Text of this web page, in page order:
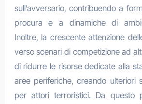
sull’avversario, contribuendo a
procura e a dinamiche di
Inoltre, la crescente attenzione
verso scenari di competizione ad
di ridurre le risorse dedicate alla
aree periferiche, creando ulteriori
per attori terroristici. Da questo